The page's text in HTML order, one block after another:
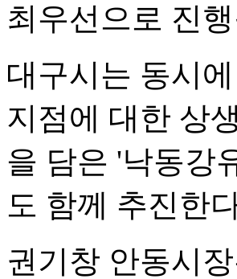
최우선으로 진
대구시는 동시
지점에 대한 상
을 담은 '낙동강
도 함께 추진한
권기창 안동시